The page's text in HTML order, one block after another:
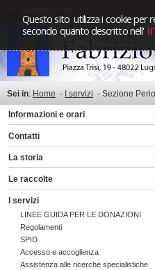
Questo sito utilizza i cookie per
secondo quanto descritto nell'
Sei in: Home - I servizi - Sezione
Informazioni e orari
Contatti
La storia
Le raccolte
I servizi
LINEE GUIDA PER LE DONAZIONI
Regolamenti
SPID
Accesso e accoglienza
Assistenza alle ricerche specialistiche